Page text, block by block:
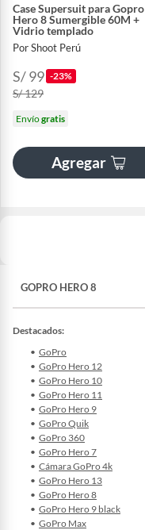
Case Supersuit para Gopro
Hero 8 Sumergible 60M +
Vidrio templado
Por Shoot Perú
S/ 99 -23%
S/ 129
Envíogratis
Agregar
GOPRO HERO 8
Destacados:
GoPro
GoPro Hero 12
GoPro Hero 10
GoPro Hero 11
GoPro Hero 9
GoPro Quik
GoPro 360
GoPro Hero 7
Cámara GoPro 4k
GoPro Hero 13
GoPro Hero 8
GoPro Hero 9 black
GoPro Max